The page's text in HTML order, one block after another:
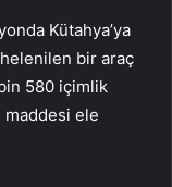
Kütahya’ya
bir araç
580 içimlik
maddesi ele